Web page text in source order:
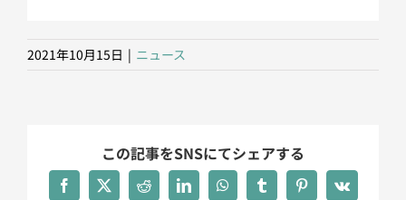
2021年10月15日 | ニュース
この記事をSNSにてシェアする
Facebook
X RedditLinkedInWhatsAppTumblrPinterest
Vk